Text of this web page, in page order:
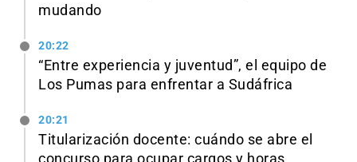
mudando
20:22
“Entre experiencia y juventud”, el equipo de
Los Pumas para enfrentar a Sudáfrica
20:21
Titularización docente: cuándo se abre el
concurso para ocupar cargos y horas